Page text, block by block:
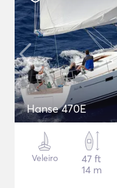
Hanse 470E
Veleiro
47 ft
14 m